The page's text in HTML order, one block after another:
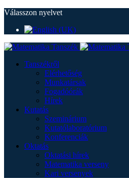
Válasszon nyelvet
Tanszékről
Elérhetőség
Munkatársak
Fogadóórák
Hírek
Kutatás
Szeminárium
Kutatólaboratórium
Konferenciák
Oktatás
Oktatási hírek
Matematika verseny
Kari versenyek